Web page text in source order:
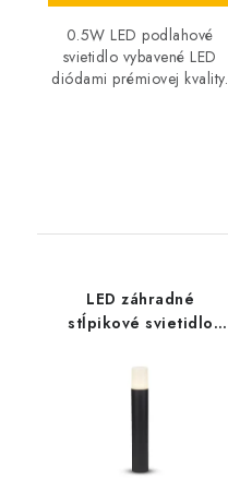
0.5W LED podlahové
svietidlo vybavené LED
diódami prémiovej kvality.
LED záhradné
stĺpikové svietidlo
čierne